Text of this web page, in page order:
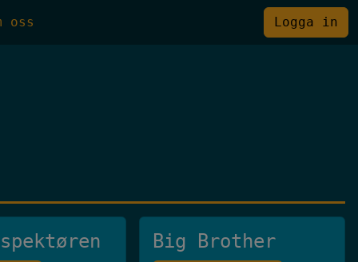
oss Logga in
Big Brother